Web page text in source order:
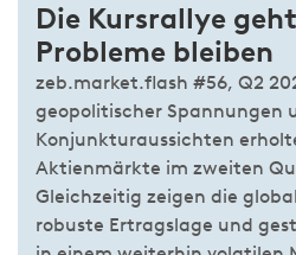
Die Kursrallye
Probleme bleiben
zeb.market.flash #56, Q2
geopolitischer Spannungen
Konjunkturaussichten
Aktienmärkte im zweiten
Gleichzeitig zeigen die
robuste Ertragslage und